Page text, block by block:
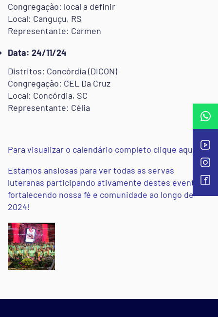
Congregação: local a definir
Local: Canguçu, RS
Representante: Carmen
Data: 24/11/24
Distritos: Concórdia (DICON)
Congregação: CEL Da Cruz
Local: Concórdia, SC
Representante: Célia
Para visualizar o calendário completo clique aqui
Estamos ansiosas para ver todas as servas
luteranas participando ativamente destes eventos,
fortalecendo nossa fé e comunidade ao longo de
2024!